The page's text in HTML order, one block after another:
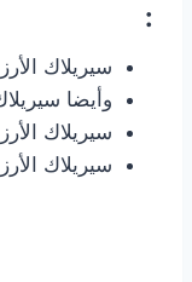
:
سيريلاك
وأيضا
سيريلاك
سيريلاك